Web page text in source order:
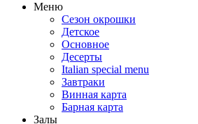
Меню
Сезон окрошки
Детское
Основное
Десерты
Italian special menu
Завтраки
Винная карта
Барная карта
Залы